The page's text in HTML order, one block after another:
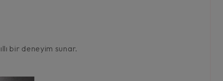
bir deneyim sunar.